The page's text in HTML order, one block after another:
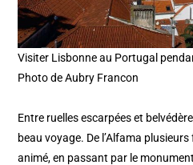
Visiter Lisbonne au Portugal
Photo de Aubry Francon
Entre ruelles escarpées et
beau voyage. De l’Alfama
animé, en passant par le